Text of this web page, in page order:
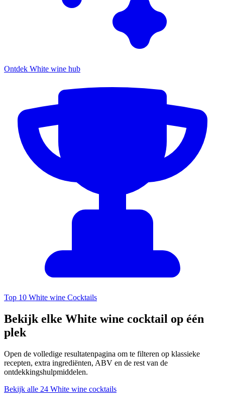
Ontdek White wine hub
Top 10 White wine Cocktails
Bekijk elke White wine cocktail op één
plek
Open de volledige resultatenpagina om te filteren op klassieke
recepten, extra ingrediënten, ABV en de rest van de
ontdekkingshulpmiddelen.
Bekijk alle 24 White wine cocktails